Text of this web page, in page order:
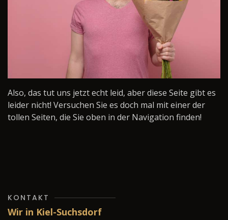
Also, das tut uns jetzt echt leid, aber diese Seite gibt es
leider nicht! Versuchen Sie es doch mal mit einer der
tollen Seiten, die Sie oben in der Navigation finden!
KONTAKT
Wir in Kiel-Suchsdorf